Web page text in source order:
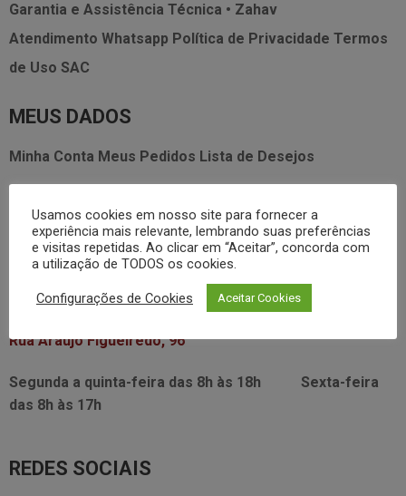
Garantia e Assistência Técnica • Zahav
Atendimento Whatsapp Política de Privacidade Termos
de Uso SAC
MEUS DADOS
Minha Conta Meus Pedidos Lista de Desejos
FALE CONOSCO
3338.2628
foodservice@dayhome.com.br
Atendimento Whatsapp
VISITE NOSSO SHOWRROM:
Rua Araújo Figueiredo, 96
Segunda a quinta-feira das 8h às 18h
Sexta-feira
das 8h às 17h
REDES SOCIAIS
Usamos cookies em nosso site para fornecer a
experiência mais relevante, lembrando suas preferências
e visitas repetidas. Ao clicar em “Aceitar”, concorda com
a utilização de TODOS os cookies.
Configurações de Cookies Aceitar Cookies